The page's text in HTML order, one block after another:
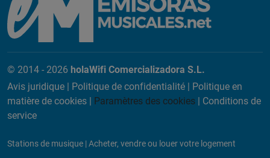
© 2014 - 2026 holaWifi Comercializadora S.L.
Avis juridique | Politique de confidentialité | Politique en
matière de cookies | Paramètres des cookies | Conditions de
service
Stations de musique |Acheter, vendre ou louer votre logement